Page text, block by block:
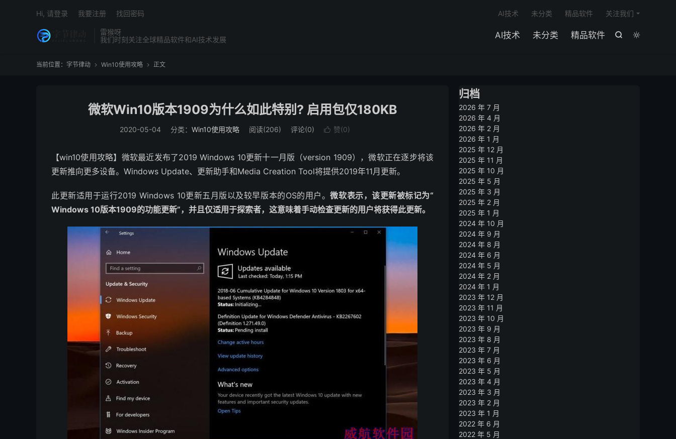
雷猴呀
我们时刻关注全球精品软件和AI技术发展


AI技术 未分类 精品软件
AI技术 未分类 精品软件 关注我们
Hi, 请登录 我要注册 找回密码
当前位置： 字节律动  Win10使用攻略  正文
微软Win10版本1909为什么如此特别? 启用包仅180KB
2020-05-04 分类： Win10使用攻略 阅读(206) 评论(0)  赞(0)
【win10使用攻略】微软最近发布了2019 Windows 10更新十一月版（version 1909），微软正在逐步将该
更新推向更多设备。Windows Update、更新助手和Media Creation Tool将提供2019年11月更新。
此更新适用于运行2019 Windows 10更新五月版以及较早版本的OS的用户。微软表示，该更新被标记为“
Windows 10版本1909的功能更新”，并且仅适用于探索者，这意味着手动检查更新的用户将获得此更新。
归档
2026 年 7 月
2026 年 4 月
2026 年 2 月
2026 年 1 月
2025 年 12 月
2025 年 11 月
2025 年 10 月
2025 年 5 月
2025 年 3 月
2025 年 2 月
2025 年 1 月
2024 年 10 月
2024 年 9 月
2024 年 8 月
2024 年 6 月
2024 年 5 月
2024 年 2 月
2024 年 1 月
2023 年 12 月
2023 年 11 月
2023 年 10 月
2023 年 9 月
2023 年 8 月
2023 年 7 月
2023 年 6 月
2023 年 5 月
2023 年 4 月
2023 年 3 月
2023 年 2 月
2023 年 1 月
2022 年 6 月
2022 年 5 月